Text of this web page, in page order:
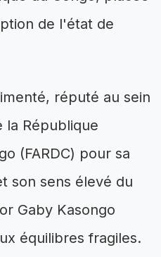
de l'état de
réputé au sein
la République
(FARDC) pour sa
son sens élevé du
Gaby Kasongo
équilibres fragiles.